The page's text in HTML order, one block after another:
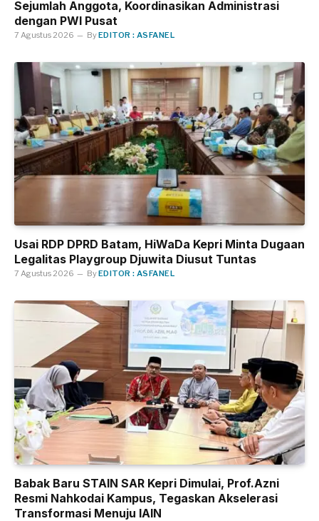
Sejumlah Anggota, Koordinasikan Administrasi
dengan PWI Pusat
7 Agustus 2026 ByEDITOR : ASFANEL
Usai RDP DPRD Batam, HiWaDa Kepri Minta Dugaan
Legalitas Playgroup Djuwita Diusut Tuntas
7 Agustus 2026 ByEDITOR : ASFANEL
Babak Baru STAIN SAR Kepri Dimulai, Prof.Azni
Resmi Nahkodai Kampus, Tegaskan Akselerasi
Transformasi Menuju IAIN